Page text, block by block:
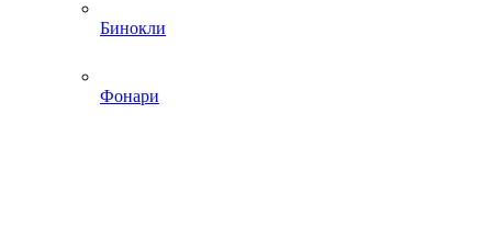
Бинокли
Фонари